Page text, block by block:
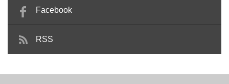
Facebook
RSS